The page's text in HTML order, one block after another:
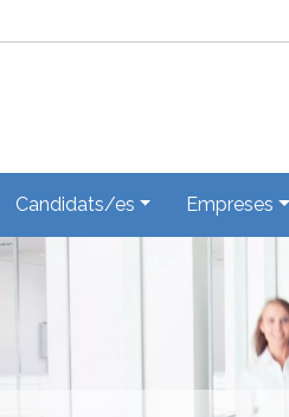
Candidats/es Empreses